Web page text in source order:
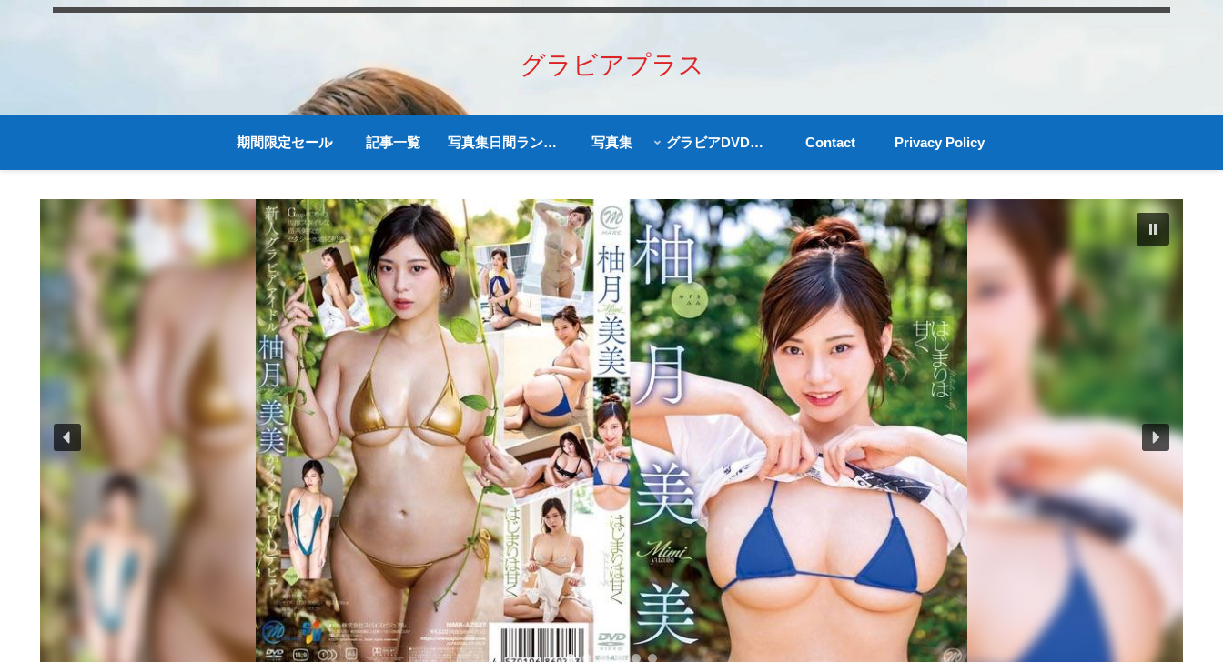
グラビアプラス
期間限定セール 記事一覧 写真集日間ランキング 写真集 グラビアDVD予約商品 Contact Privacy Policy